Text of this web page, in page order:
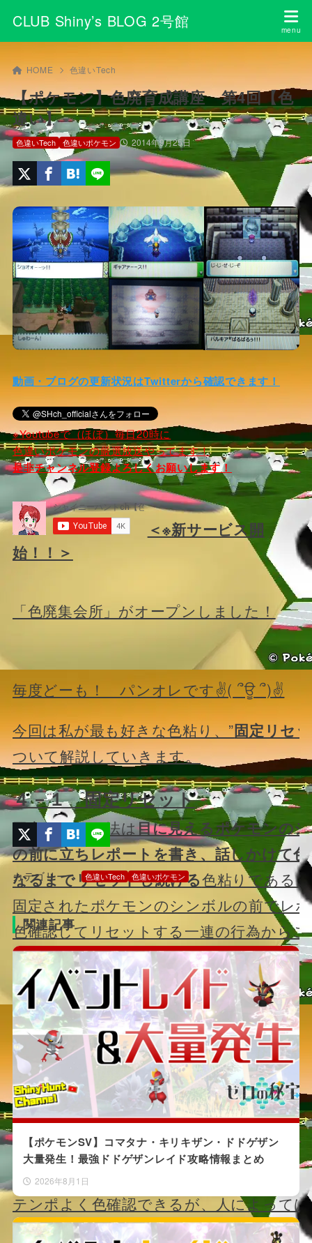
CLUB Shiny’s BLOG 2号館
HOME 色違いTech
【ポケモン】色廃育成講座 第4回【色
違い】
2014年9月25日
色違いTech 色違いポケモン
動画・ブログの更新状況はTwitterから確認できます！
※Youtubeで（ほぼ）毎日20時に
色違いポケモンの厳選放送やってます！
是非チャンネル登録よろしくお願いします！
＜※新サービス開
始！！＞
「色廃集会所」がオープンしました！
毎度どーも！ パンオレです✌( ՞ਊ ՞)✌
今回は私が最も好きな色粘り、”固定リセ
ついて解説していきます。
４－１ 固定リセット
固定リセット法は目に見えるポケモンの
の前に立ちレポートを書き、話しかけて
なるまでリセットし続ける色粘りである。
固定されたポケモンのシンボルの前でレ
色確認してリセットする一連の行為から
になったと考えられる。
伝説、幻のポケモンなどは、基本的に固
トでしか色違いにする事が出来ない。
（中にはまだ色違いが通常プレイで手に
との出来ない伝説、幻のポケモンも居る
意。そういうポケモンを見かけた場合、
る可能性が高い。）
確率は大体どの粘りも1/8192。自然遭遇同
なり根気が要る部類の粘りである。
テンポよく色確認できるが、人によって
の出なさに絶望することも。
カテゴリー： 色違いTech 色違いポケモン
関連記事
【ポケモンSV】コマタナ・キリキザン・ドドゲザン
大量発生！最強ドドゲザンレイド攻略情報まとめ
2026年8月1日